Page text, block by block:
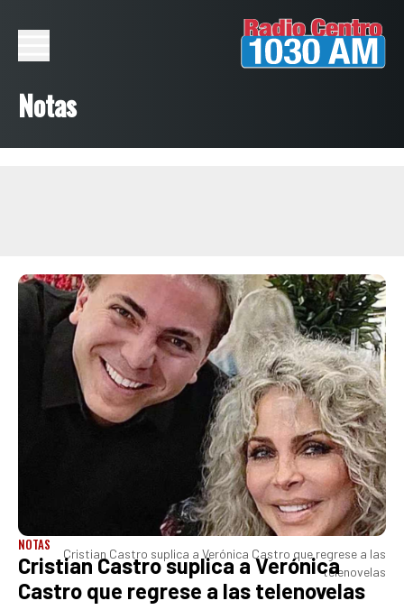
Notas
Cristian Castro suplica a Verónica Castro que regrese a las
telenovelas
NOTAS
Cristian Castro suplica a Verónica
Castro que regrese a las telenovelas